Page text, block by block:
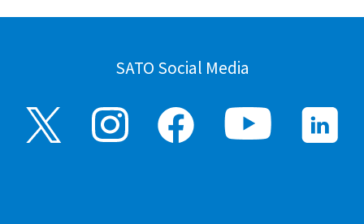
SATO Social Media